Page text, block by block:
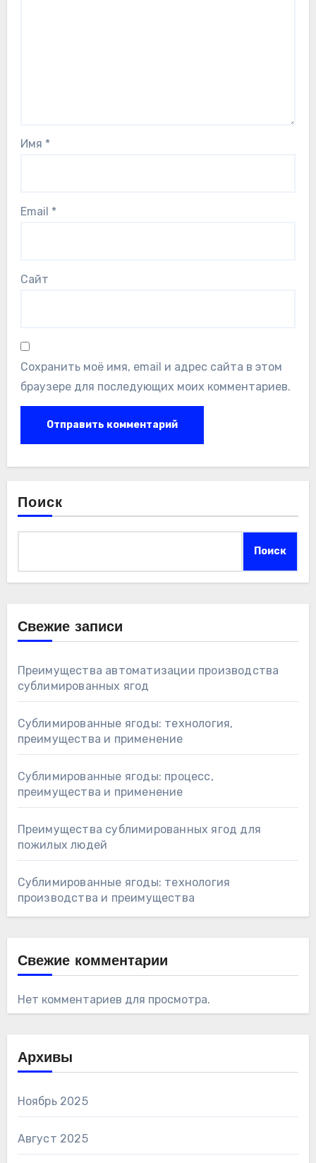
Имя *
Email *
Сайт
Сохранить моё имя, email и адрес сайта в этом
браузере для последующих моих комментариев.
Поиск
Поиск
Свежие записи
Преимущества автоматизации производства
сублимированных ягод
Сублимированные ягоды: технология,
преимущества и применение
Сублимированные ягоды: процесс,
преимущества и применение
Преимущества сублимированных ягод для
пожилых людей
Сублимированные ягоды: технология
производства и преимущества
Свежие комментарии
Нет комментариев для просмотра.
Архивы
Ноябрь 2025
Август 2025